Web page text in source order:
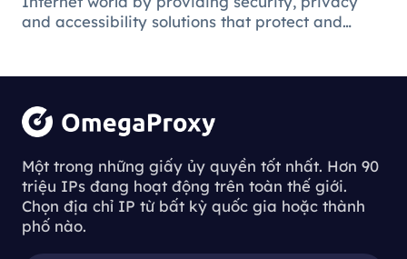
and accessibility solutions that protect and
Understanding
the Process of
Downloading
Proxy Servers
Một trong những giấy ủy quyền tốt nhất. Hơn 90
triệu IPs đang hoạt động trên toàn thế giới.
Chọn địa chỉ IP từ bất kỳ quốc gia hoặc thành
phố nào.